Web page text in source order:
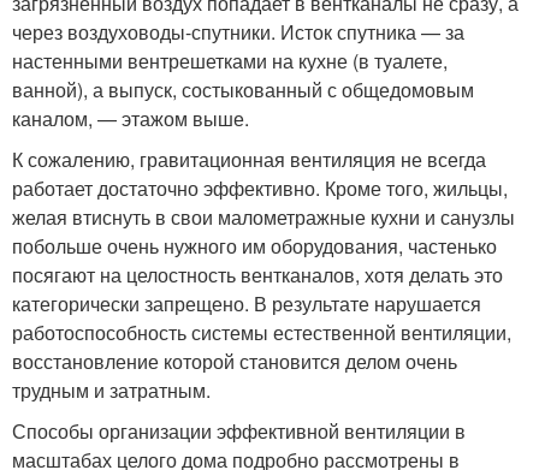
через воздуховоды-спутники. Исток спутника — за
настенными вентрешетками на кухне (в туалете,
ванной), а выпуск, состыкованный с общедомовым
каналом, — этажом выше.
К сожалению, гравитационная вентиляция не всегда
работает достаточно эффективно. Кроме того, жильцы,
желая втиснуть в свои малометражные кухни и санузлы
побольше очень нужного им оборудования, частенько
посягают на целостность вентканалов, хотя делать это
категорически запрещено. В результате нарушается
работоспособность системы естественной вентиляции,
восстановление которой становится делом очень
трудным и затратным.
Способы организации эффективной вентиляции в
масштабах целого дома подробно рассмотрены в